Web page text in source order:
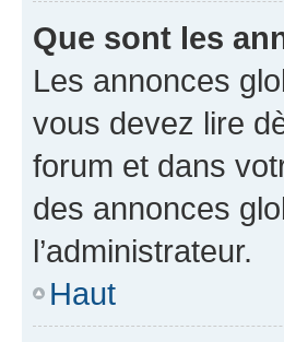
Que sont les
Les annonces
vous devez lire
forum et dans
des annonces
l’administrateur.
Haut